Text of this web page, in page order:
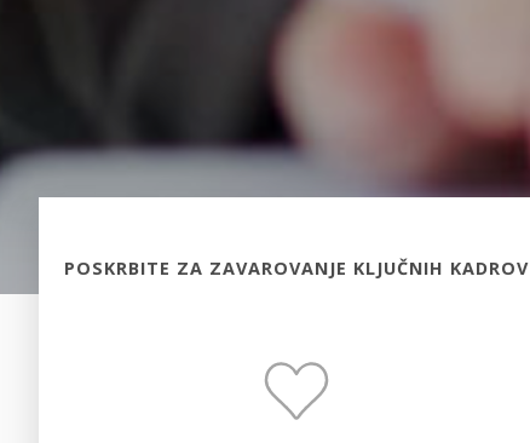
POSKRBITE ZA ZAVAROVANJE KLJUČNIH KADROV